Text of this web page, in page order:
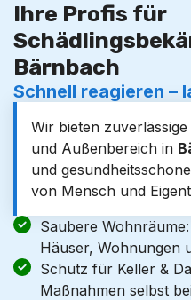
Ihre Profis für
Bärnbach
Schnell reagieren –
Wir bieten
und Außenbereich in
und
von Mensch und
Saubere
Häuser, Wohnungen
Schutz für Keller &
Maßnahmen selbst